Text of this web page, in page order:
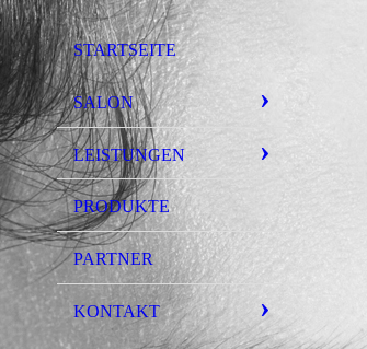
STARTSEITE
SALON
LEISTUNGEN
PRODUKTE
PARTNER
KONTAKT